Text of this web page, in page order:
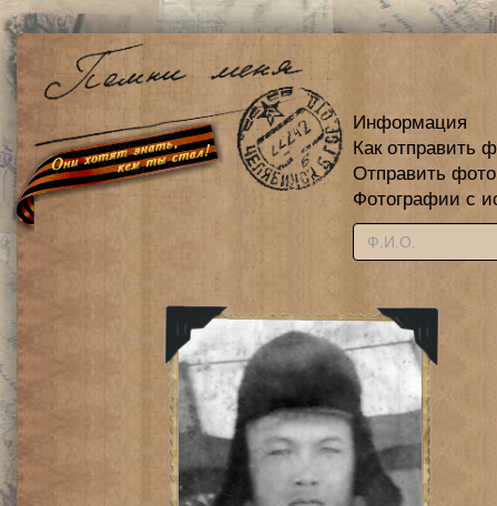
Информация
Как отправить
Отправить
Фотографии с